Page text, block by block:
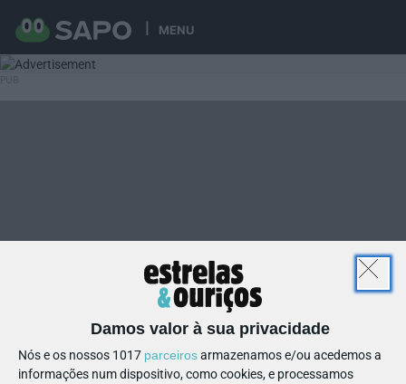
Damos valor à sua privacidade
Nós e os nossos 1017 parceirosarmazenamos e/ou acedemos a
informações num dispositivo, como cookies, e processamos
MENU